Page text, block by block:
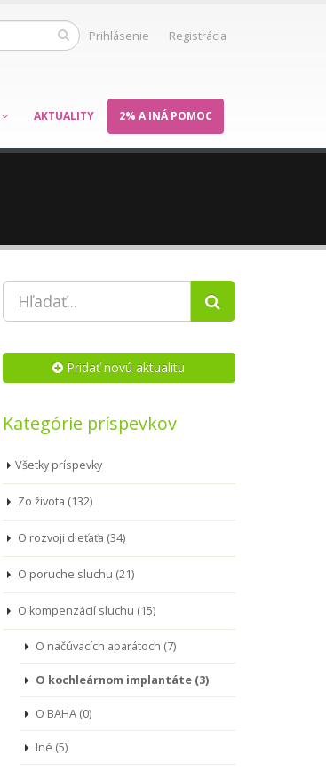
Prihlásenie Registrácia
AKTUALITY 2% A INÁ POMOC
Pridať novú aktualitu
Kategórie príspevkov
Všetky príspevky
Zo života (132)
O rozvoji dieťaťa (34)
O poruche sluchu (21)
O kompenzácií sluchu (15)
O načúvacích aparátoch (7)
O kochleárnom implantáte (3)
O BAHA (0)
Iné (5)